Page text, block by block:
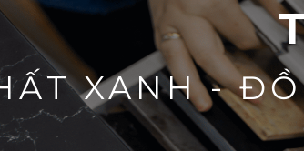
XANH -